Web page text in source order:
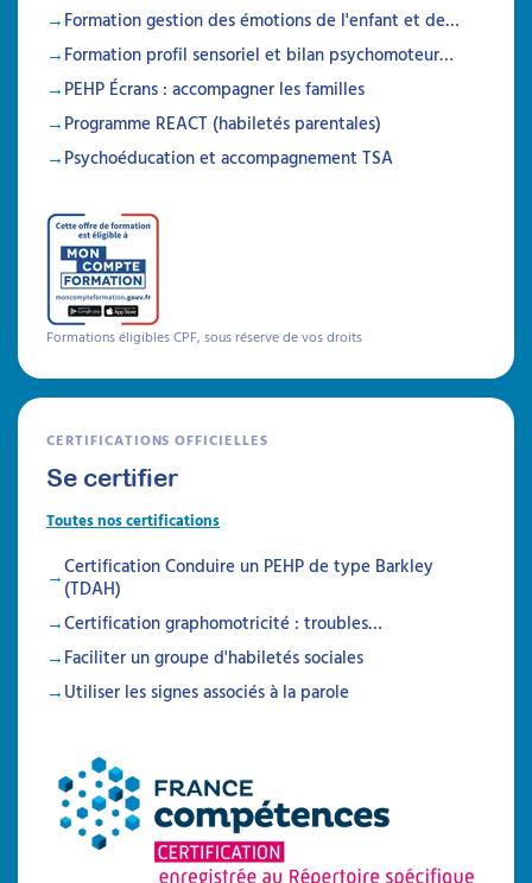
Attestation de formation
Cette formation allie théorie et pratique pour
aider à comprendre et gérer la douleur et les
neuro-développementaux, en favorisant
l'observation clinique et la psycho-éducation
Formations
Identifier et prévenir les risques liés à la
sécurité
Attestation de formation
Cette formation permet aux professionnels et
Formation gestion des émotions de l'enfant et de…
Formation profil sensoriel et bilan psychomoteur…
PEHP Écrans : accompagner les familles
Programme REACT (habiletés parentales)
Psychoéducation et accompagnement TSA
Formations éligibles CPF, sous réserve de vos droits
CERTIFICATIONS OFFICIELLES
Se certifier
Toutes nos certifications
Certification Conduire un PEHP de type Barkley
(TDAH)
Certification graphomotricité : troubles…
Faciliter un groupe d'habiletés sociales
Utiliser les signes associés à la parole